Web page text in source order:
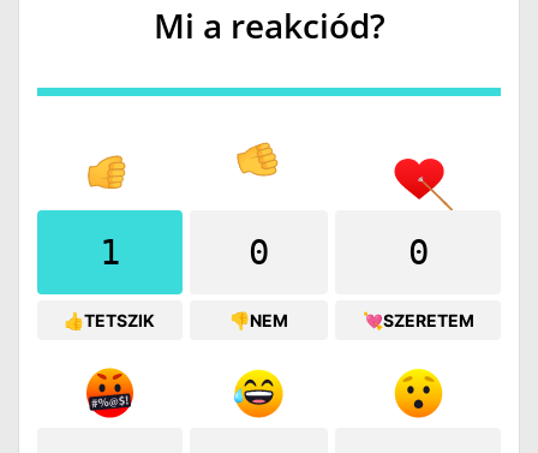
Mi a reakciód?
1
👍TETSZIK
0
👎NEM
0
💘SZERETEM